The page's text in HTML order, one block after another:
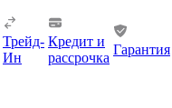
Трейд-
Ин
Кредит и
рассрочка
Гарантия